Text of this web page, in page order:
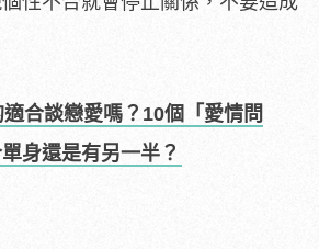
合談戀愛嗎？10個「愛情問
身還是有另一半？